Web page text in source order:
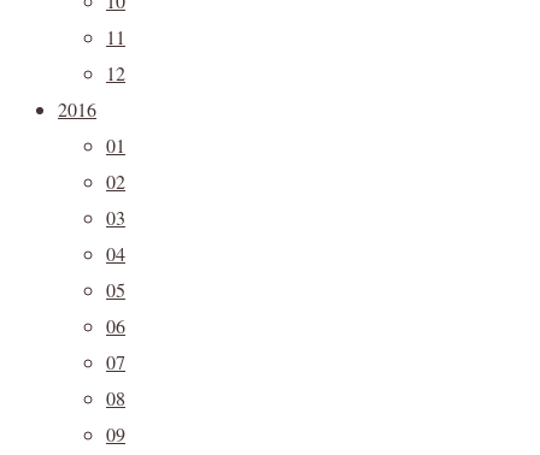
11
12
2016
01
02
03
04
05
06
07
08
09